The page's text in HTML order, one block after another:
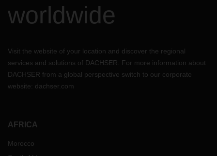
worldwide
Visit the website of your location and discover the regional
services and solutions of DACHSER. For more information about
DACHSER from a global perspective switch to our corporate
website: dachser.com
AFRICA
Morocco